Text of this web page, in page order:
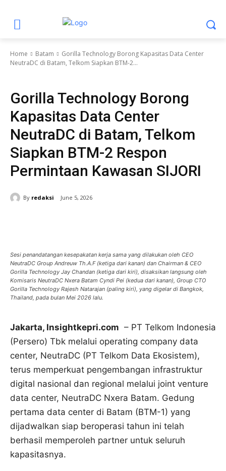
Home Batam
Gorilla Technology Borong Kapasitas Data Center
NeutraDC di Batam, Telkom Siapkan BTM-2...
Gorilla Technology Borong
Kapasitas Data Center
NeutraDC di Batam, Telkom
Siapkan BTM-2 Respon
Permintaan Kawasan SIJORI
By redaksi June 5, 2026
Sesi penandatangan kesepakatan kerja sama yang dilakukan oleh CEO
NeutraDC Group Andreuw Th.A.F (ketiga dari kanan) dan Chairman & CEO
Gorilla Technology Jay Chandan (ketiga dari kiri), disaksikan langsung oleh
Komisaris NeutraDC Nxera Batam Cyndi Pei (kedua dari kanan), Group CTO
Gorilla Technology Rajesh Natarajan (paling kiri), yang digelar di Bangkok,
Thailand, pada bulan Mei 2026 lalu.
Jakarta, Insightkepri.com – PT Telkom Indonesia
(Persero) Tbk melalui operating company data
center, NeutraDC (PT Telkom Data Ekosistem),
terus memperkuat pengembangan infrastruktur
digital nasional dan regional melalui joint venture
data center, NeutraDC Nxera Batam. Gedung
pertama data center di Batam (BTM-1) yang
dijadwalkan siap beroperasi tahun ini telah
berhasil memperoleh partner untuk seluruh
kapasitasnya.